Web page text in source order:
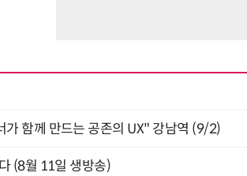
함께 만드는 공존의 UX" 강남역 (9/2)
(8월 11일 생방송)